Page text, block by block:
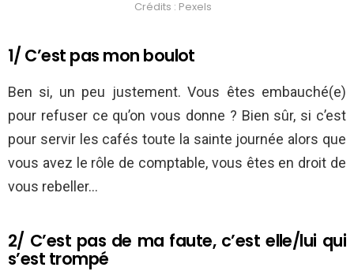
Crédits : Pexels
1/ C’est pas mon boulot
Ben si, un peu justement. Vous êtes embauché(e)
pour refuser ce qu’on vous donne ? Bien sûr, si c’est
pour servir les cafés toute la sainte journée alors que
vous avez le rôle de comptable, vous êtes en droit de
vous rebeller…
2/ C’est pas de ma faute, c’est elle/lui qui
s’est trompé